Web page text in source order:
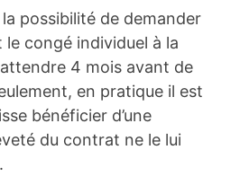
possibilité de demander
congé individuel à la
4 mois avant de
en pratique il est
bénéficier d’une
du contrat ne le lui